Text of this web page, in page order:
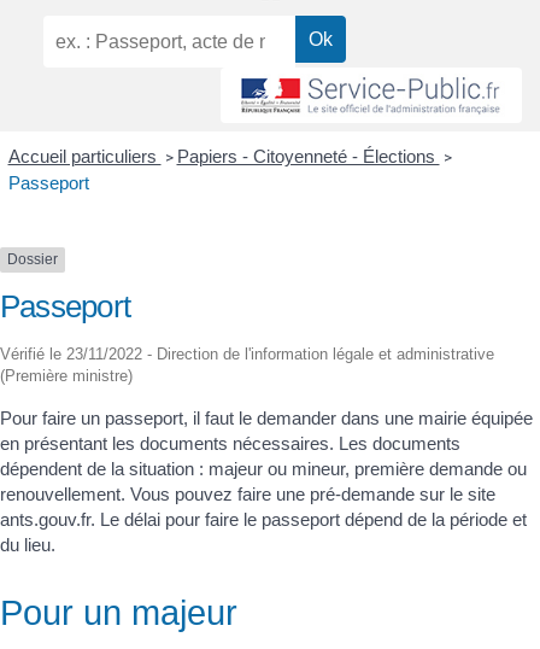
Accueil particuliers > Papiers - Citoyenneté - Élections >
Passeport
Dossier
Passeport
Vérifié le 23/11/2022 - Direction de l'information légale et administrative
(Première ministre)
Pour faire un passeport, il faut le demander dans une mairie équipée
en présentant les documents nécessaires. Les documents
dépendent de la situation : majeur ou mineur, première demande ou
renouvellement. Vous pouvez faire une pré-demande sur le site
ants.gouv.fr. Le délai pour faire le passeport dépend de la période et
du lieu.
Pour un majeur